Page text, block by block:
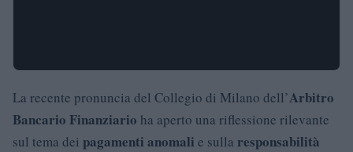
La recente pronuncia del Collegio di Milano dell’Arbitro
Bancario Finanziario ha aperto una riflessione rilevante
sul tema dei pagamenti anomali e sulla responsabilità